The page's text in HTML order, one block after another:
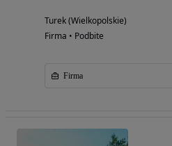
Turek (Wielkopolskie)
Firma • Podbite
Firma